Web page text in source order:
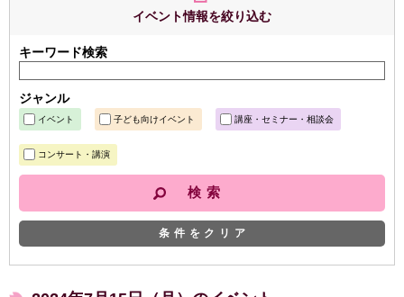
イベント情報を絞り込む
キーワード検索
ジャンル
イベント 子ども向けイベント 講座・セミナー・相談会
コンサート・講演
条件をクリア